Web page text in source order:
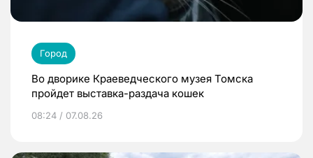
Город
Во дворике Краеведческого музея Томска
пройдет выставка-раздача кошек
08:24 / 07.08.26